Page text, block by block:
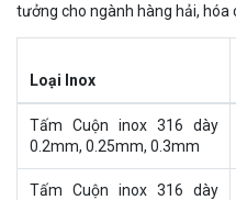
tưởng cho ngành hàng hải, hóa
Loại Inox
Tấm Cuộn inox 316 dày
0.2mm, 0.25mm, 0.3mm
Tấm Cuộn inox 316 dày